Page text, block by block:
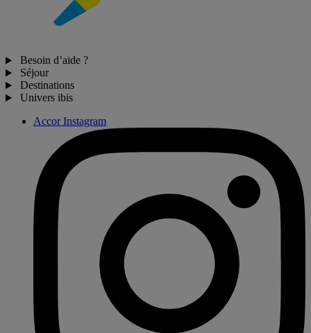
Besoin d’aide ?
Séjour
Destinations
Univers ibis
Accor Instagram